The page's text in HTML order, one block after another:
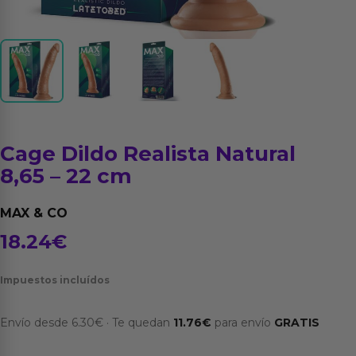
Cage Dildo Realista Natural
8,65 – 22 cm
MAX & CO
18.24€
Impuestos incluídos
Envío desde 6.30€ · Te quedan 11.76€ para envío GRATIS